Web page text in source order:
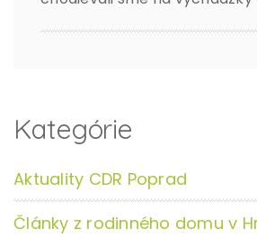
Kategórie
Aktuality CDR Poprad
Články z rodinného domu v